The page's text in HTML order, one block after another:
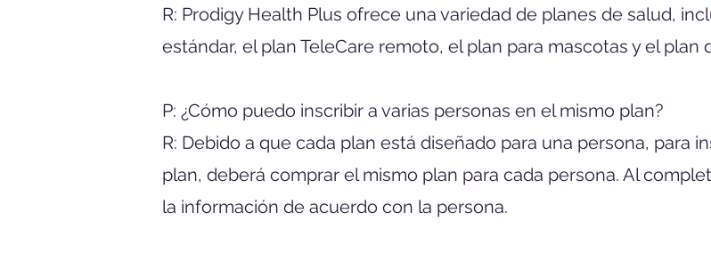
R: Prodigy Health Plus ofrece una variedad de planes de salud,
estándar, el plan TeleCare remoto, el plan para mascotas y el plan
P: ¿Cómo puedo inscribir a varias personas en el mismo plan?
R: Debido a que cada plan está diseñado para una persona, para
plan, deberá comprar el mismo plan para cada persona. Al
la información de acuerdo con la persona.